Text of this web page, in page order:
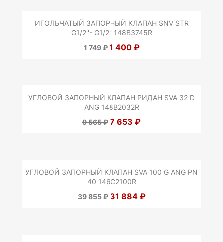
ИГОЛЬЧАТЫЙ ЗАПОРНЫЙ КЛАПАН SNV STR
G1/2''- G1/2'' 148B3745R
1 749 ₽ 1 400 ₽
УГЛОВОЙ ЗАПОРНЫЙ КЛАПАН РИДАН SVA 32 D
ANG 148B2032R
9 565 ₽ 7 653 ₽
УГЛОВОЙ ЗАПОРНЫЙ КЛАПАН SVA 100 G ANG PN
40 146C2100R
39 855 ₽ 31 884 ₽